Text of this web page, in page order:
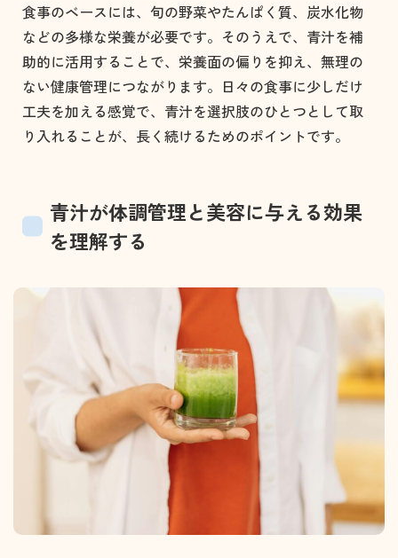
食事のベースには、旬の野菜やたんぱく質、炭水化物
などの多様な栄養が必要です。そのうえで、青汁を補
助的に活用することで、栄養面の偏りを抑え、無理の
ない健康管理につながります。日々の食事に少しだけ
工夫を加える感覚で、青汁を選択肢のひとつとして取
り入れることが、長く続けるためのポイントです。
青汁が体調管理と美容に与える効果
を理解する